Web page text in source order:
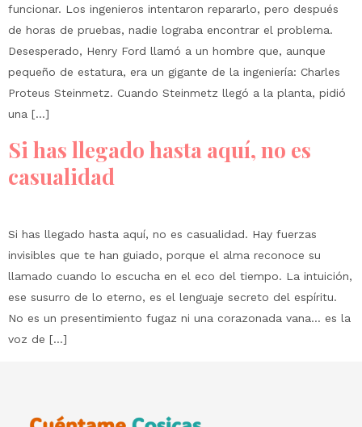
funcionar. Los ingenieros intentaron repararlo, pero después
de horas de pruebas, nadie lograba encontrar el problema.
Desesperado, Henry Ford llamó a un hombre que, aunque
pequeño de estatura, era un gigante de la ingeniería: Charles
Proteus Steinmetz. Cuando Steinmetz llegó a la planta, pidió
una […]
Si has llegado hasta aquí, no es
casualidad
Si has llegado hasta aquí, no es casualidad. Hay fuerzas
invisibles que te han guiado, porque el alma reconoce su
llamado cuando lo escucha en el eco del tiempo. La intuición,
ese susurro de lo eterno, es el lenguaje secreto del espíritu.
No es un presentimiento fugaz ni una corazonada vana… es la
voz de […]